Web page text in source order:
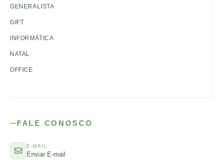
GENERALISTA
GIFT
INFORMÁTICA
NATAL
OFFICE
FALE CONOSCO
E-MAIL
Enviar E-mail